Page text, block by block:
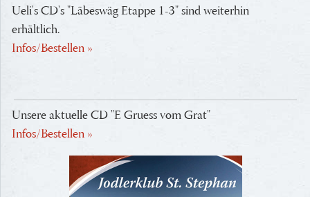
Ueli's CD's "Läbeswäg Etappe 1-3" sind weiterhin
erhältlich.
Infos/Bestellen »
Unsere aktuelle CD "E Gruess vom Grat"
Infos/Bestellen »